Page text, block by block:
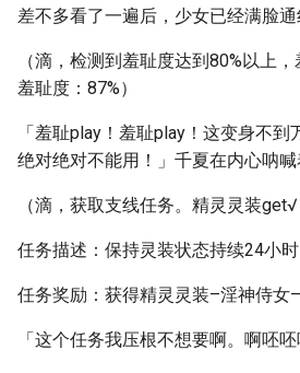
差不多看了一遍后，少女已经满脸通
（滴，检测到羞耻度达到80%以上
羞耻度：87%）
「羞耻play！羞耻play！这变身不到
绝对绝对不能用！」千夏在内心呐喊
（滴，获取支线任务。精灵灵装get√
任务描述：保持灵装状态持续24小时
任务奖励：获得精灵灵装–淫神侍女
「这个任务我压根不想要啊。啊呸呸